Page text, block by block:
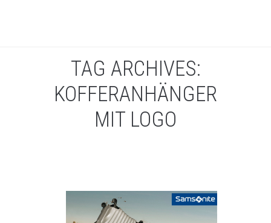
TAG ARCHIVES:
KOFFERANHÄNGER
MIT LOGO